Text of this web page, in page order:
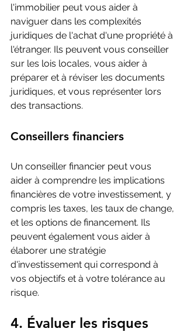
l'immobilier peut vous aider à
naviguer dans les complexités
juridiques de l'achat d'une propriété à
l'étranger. Ils peuvent vous conseiller
sur les lois locales, vous aider à
préparer et à réviser les documents
juridiques, et vous représenter lors
des transactions.
Conseillers financiers
Un conseiller financier peut vous
aider à comprendre les implications
financières de votre investissement, y
compris les taxes, les taux de change,
et les options de financement. Ils
peuvent également vous aider à
élaborer une stratégie
d'investissement qui correspond à
vos objectifs et à votre tolérance au
risque.
4. Évaluer les risques